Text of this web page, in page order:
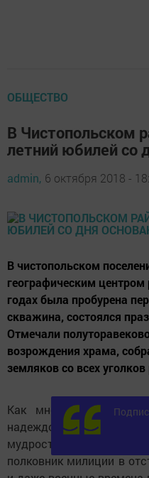
ОБЩЕСТВО
В Чистопольском
летний юбилей со
admin, 6 октября 2018 -
В чистопольском
географическим
годах была пробурена
скважина, состоялся
Отмечали
возрождения храма,
земляков со всех
Как много может
надеждой, любовью в
мудростью
полковник милиции в